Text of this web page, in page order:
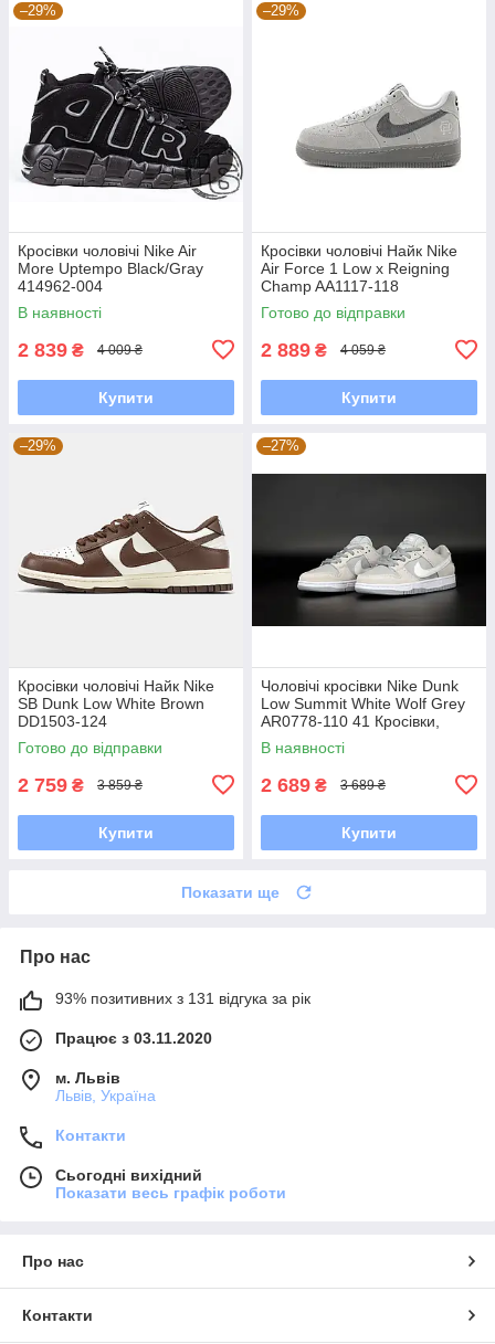
–29%
Кросівки чоловічі Nike Air
More Uptempo Black/Gray
414962-004
В наявності
2 839 ₴ 4 009 ₴
Купити
–29%
Кросівки чоловічі Найк Nike
Air Force 1 Low x Reigning
Champ AA1117-118
Готово до відправки
2 889 ₴ 4 059 ₴
Купити
–29%
Кросівки чоловічі Найк Nike
SB Dunk Low White Brown
DD1503-124
Готово до відправки
2 759 ₴ 3 859 ₴
Купити
–27%
Чоловічі кросівки Nike Dunk
Low Summit White Wolf Grey
AR0778-110 41 Кросівки,
Текстильна, Шнурівка, Товста
підошва, Замша,
В наявності
2 689 ₴ 3 689 ₴
Купити
Показати ще
Про нас
93% позитивних з 131 відгука за рік
Працює з 03.11.2020
м. Львів
Львів, Україна
Контакти
Сьогодні вихідний
Показати весь графік роботи
Про нас
Контакти